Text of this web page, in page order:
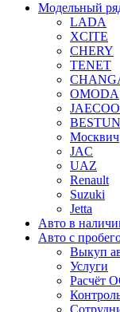
Модельный
LADA
XCITE
CHERY
TENET
OMODA
JAECOO
Москвич
JAC
UAZ
Renault
Suzuki
Jetta
Авто в
Авто с
Выкуп
Услуги
Расчёт